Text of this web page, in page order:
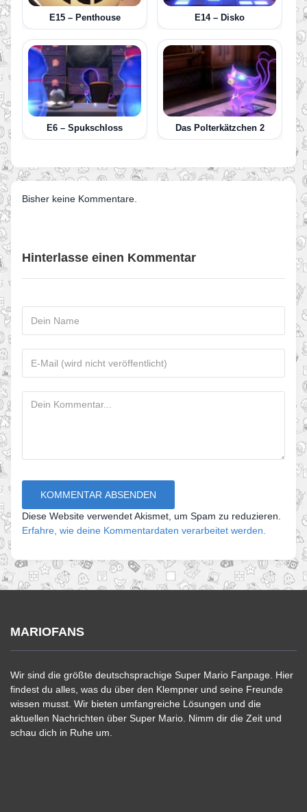
E15 – Penthouse E14 – Disko
E6 – Spukschloss Das Polterkätzchen 2
Bisher keine Kommentare.
Hinterlasse einen Kommentar
Diese Website verwendet Akismet, um Spam zu reduzieren.
Erfahre, wie deine Kommentardaten verarbeitet werden.
MARIOFANS
Wir sind die größte deutschsprachige Super Mario Fanpage. Hier
findest du alles, was du über den Klempner und seine Freunde
wissen musst. Wir bieten umfangreiche Lösungen und die
aktuellen Nachrichten über Super Mario. Nimm dir die Zeit und
schau dich in Ruhe um.